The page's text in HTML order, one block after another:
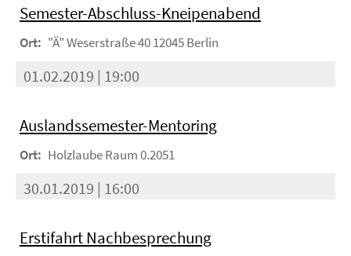
Semester-Abschluss-Kneipenabend
Ort: "Ä" Weserstraße 40 12045 Berlin
01.02.2019 | 19:00
Auslandssemester-Mentoring
Ort: Holzlaube Raum 0.2051
30.01.2019 | 16:00
Erstifahrt Nachbesprechung